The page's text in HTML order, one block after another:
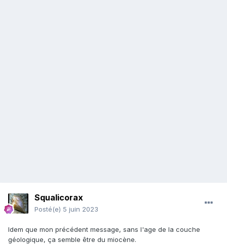
Squalicorax
Posté(e) 5 juin 2023
Idem que mon précédent message, sans l'age de la couche
géologique, ça semble être du miocène.